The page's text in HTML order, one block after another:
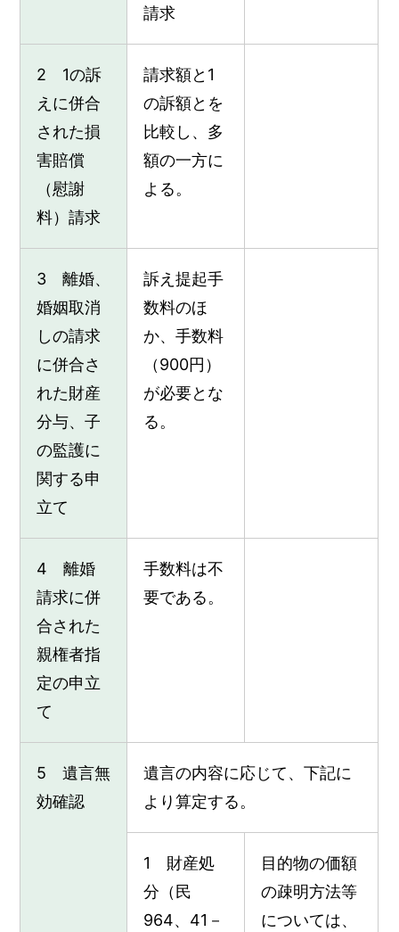
請求
2 1の訴
えに併合
された損
害賠償
（慰謝
料）請求
請求額と1
の訴額とを
比較し、多
額の一方に
よる。
3 離婚、
婚姻取消
しの請求
に併合さ
れた財産
分与、子
の監護に
関する申
立て
訴え提起手
数料のほ
か、手数料
（900円）
が必要とな
る。
4 離婚
請求に併
合された
親権者指
定の申立
て
手数料は不
要である。
5 遺言無
効確認
遺言の内容に応じて、下記に
より算定する。
1 財産処
分（民
964、41－
目的物の価額
の疎明方法等
については、